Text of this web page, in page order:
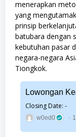
menerapkan
yang
prinsip
batubara dengan
kebutuhan pasar
negara-negara
Tiongkok.
Lowongan
Closing Date: -
w0ed0